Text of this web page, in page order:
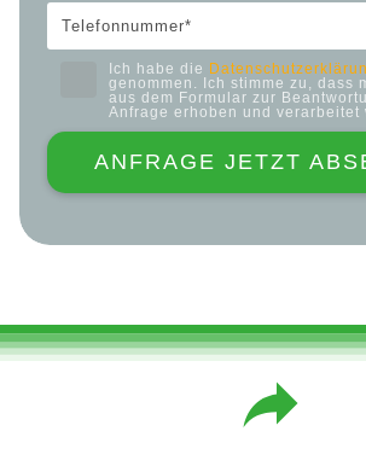
Ich habe die
genommen. Ich stimme zu, dass
aus dem Formular zur
Anfrage erhoben und verarbeitet
ANFRAGE JETZT